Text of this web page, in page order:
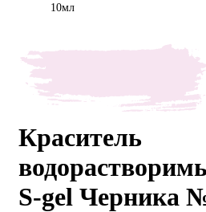
Мастер-
классы
10мл
Краситель
S-gel Черника